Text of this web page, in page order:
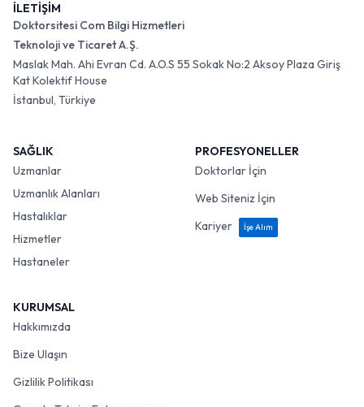
İLETİŞİM
Doktorsitesi Com Bilgi Hizmetleri
Teknoloji ve Ticaret A.Ş.
Maslak Mah. Ahi Evran Cd. A.O.S 55 Sokak No:2 Aksoy Plaza Giriş
Kat Kolektif House
İstanbul, Türkiye
SAĞLIK
Uzmanlar
Uzmanlık Alanları
Hastalıklar
Hizmetler
Hastaneler
PROFESYONELLER
Doktorlar İçin
Web Siteniz İçin
Kariyer
İşe Alım
KURUMSAL
Hakkımızda
Bize Ulaşın
Gizlilik Politikası